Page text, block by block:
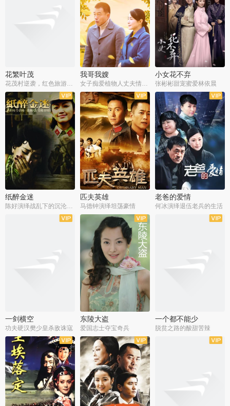
花繁叶茂
花茂村逆袭，红色旅游出圈
我哥我嫂
女子痴爱植物人丈夫情定一生
小女花不弃
张彬彬甜宠蜜爱林依晨
全42集
纸醉金迷
全35集
匹夫英雄
马德钟演绎坦荡豪情
全32集
老爸的爱情
何冰演绎退伍老兵的生活
一剑横空
功夫硬汉樊少皇杀敌诛寇
全33集
东陵大盗
爱国志士夺宝奇兵
一个都不能少
脱贫之路的酸甜苦辣
全25集
全50集